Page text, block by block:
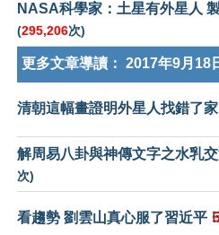
NASA科學家：土星有外星人
(295,206次)
更多文章導讀： 2017年9月18
清朝這幅畫證明外星人找錯了家
解周易八卦與神傳文字之水乳
次)
看趨勢 劉雲山真心服了習近平